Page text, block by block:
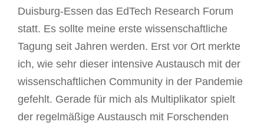
Duisburg-Essen das EdTech Research Forum
statt. Es sollte meine erste wissenschaftliche
Tagung seit Jahren werden. Erst vor Ort merkte
ich, wie sehr dieser intensive Austausch mit der
wissenschaftlichen Community in der Pandemie
gefehlt. Gerade für mich als Multiplikator spielt
der regelmäßige Austausch mit Forschenden